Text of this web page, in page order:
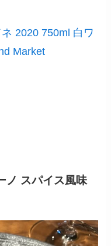
2020 750ml 白ワ
Market
ノ スパイス風味